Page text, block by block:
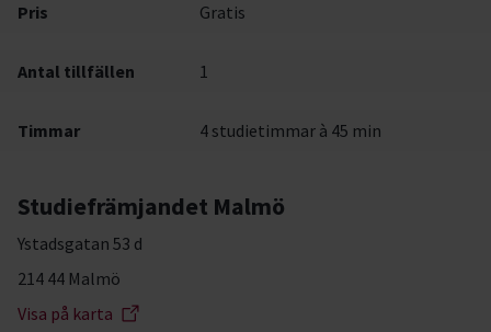
Pris Gratis
Antal tillfällen 1
Timmar 4 studietimmar à 45 min
Studiefrämjandet Malmö
Ystadsgatan 53 d
214 44 Malmö
Visa på karta